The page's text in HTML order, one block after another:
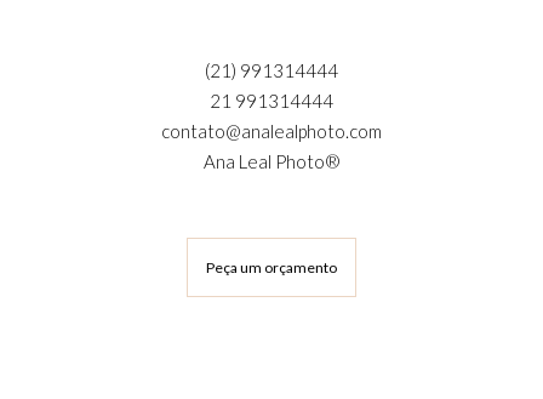
(21) 991314444
21 991314444
contato@analealphoto.com
Ana Leal Photo®
Peça um orçamento